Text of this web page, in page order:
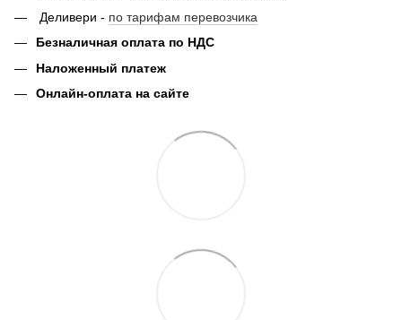
Деливери - по тарифам перевозчика
Безналичная оплата по НДС
Наложенный платеж
Онлайн-оплата на сайте